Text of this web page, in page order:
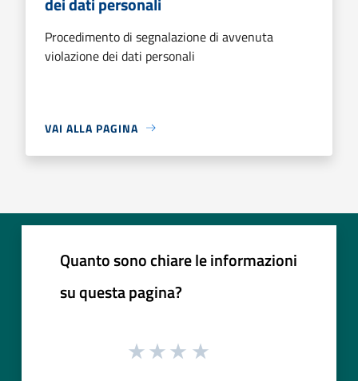
Procedimento di segnalazione di avvenuta
violazione dei dati personali
VAI ALLA PAGINA
Quanto sono chiare le informazioni
su questa pagina?